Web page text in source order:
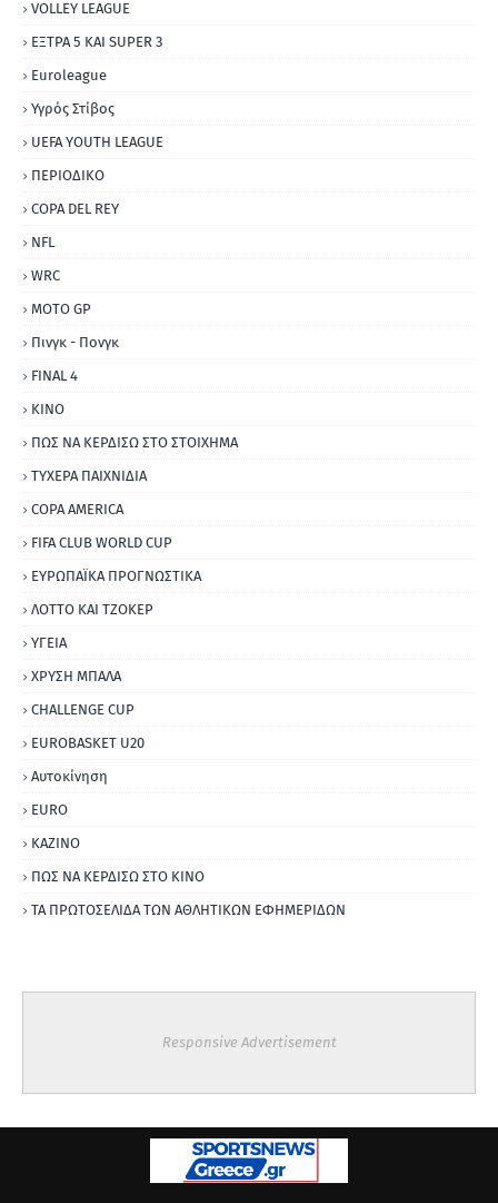
VOLLEY LEAGUE
ΕΞΤΡΑ 5 ΚΑΙ SUPER 3
Εuroleague
Υγρός Στίβος
UEFA YOUTH LEAGUE
ΠΕΡΙΟΔΙΚΟ
COPA DEL REY
NFL
WRC
MOTO GP
Πινγκ - Πονγκ
FINAL 4
ΚΙΝΟ
ΠΩΣ ΝΑ ΚΕΡΔΙΣΩ ΣΤΟ ΣΤΟΙΧΗΜΑ
ΤΥΧΕΡΑ ΠΑΙΧΝΙΔΙΑ
COPA AMERICA
FIFA CLUB WORLD CUP
ΕΥΡΩΠΑΪΚΑ ΠΡΟΓΝΩΣΤΙΚΑ
ΛΟΤΤΟ ΚΑΙ ΤΖΟΚΕΡ
ΥΓΕΙΑ
ΧΡΥΣΗ ΜΠΑΛΑ
CHALLENGE CUP
EUROBASKET U20
Αυτοκίνηση
ΕURO
ΚΑΖΙΝΟ
ΠΩΣ ΝΑ ΚΕΡΔΙΣΩ ΣΤΟ ΚΙΝΟ
ΤΑ ΠΡΩΤΟΣΕΛΙΔΑ ΤΩΝ ΑΘΛΗΤΙΚΩΝ ΕΦΗΜΕΡΙΔΩΝ
Responsive Advertisement